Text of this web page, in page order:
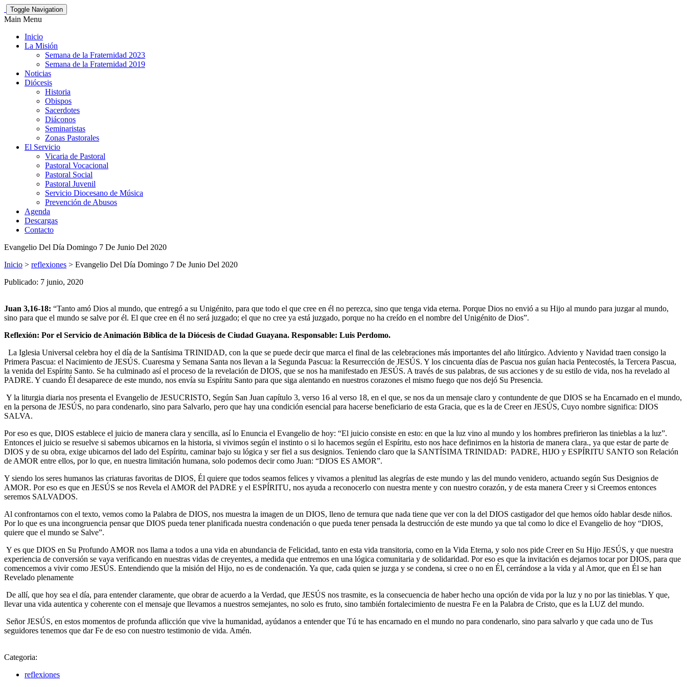
Toggle Navigation
Main Menu
Inicio
La Misión
Semana de la Fraternidad 2023
Semana de la Fraternidad 2019
Noticias
Diócesis
Historia
Obispos
Sacerdotes
Diáconos
Seminaristas
Zonas Pastorales
El Servicio
Vicaria de Pastoral
Pastoral Vocacional
Pastoral Social
Pastoral Juvenil
Servicio Diocesano de Música
Prevención de Abusos
Agenda
Descargas
Contacto
Evangelio Del Día Domingo 7 De Junio Del 2020
Inicio > reflexiones > Evangelio Del Día Domingo 7 De Junio Del 2020
Publicado: 7 junio, 2020
Juan 3,16-18: “Tanto amó Dios al mundo, que entregó a su Unigénito, para que todo el que cree en él no perezca, sino que tenga vida eterna. Porque Dios no envió a su Hijo al mundo para juzgar al mundo,
sino para que el mundo se salve por él. El que cree en él no será juzgado; el que no cree ya está juzgado, porque no ha creído en el nombre del Unigénito de Dios”.
Reflexión: Por el Servicio de Animación Bíblica de la Diócesis de Ciudad Guayana. Responsable: Luis Perdomo.
La Iglesia Universal celebra hoy el día de la Santísima TRINIDAD, con la que se puede decir que marca el final de las celebraciones más importantes del año litúrgico. Adviento y Navidad traen consigo la
Primera Pascua: el Nacimiento de JESÚS. Cuaresma y Semana Santa nos llevan a la Segunda Pascua: la Resurrección de JESÚS. Y los cincuenta días de Pascua nos guían hacia Pentecostés, la Tercera Pascua,
la venida del Espíritu Santo. Se ha culminado así el proceso de la revelación de DIOS, que se nos ha manifestado en JESÚS. A través de sus palabras, de sus acciones y de su estilo de vida, nos ha revelado al
PADRE. Y cuando Él desaparece de este mundo, nos envía su Espíritu Santo para que siga alentando en nuestros corazones el mismo fuego que nos dejó Su Presencia.
Y la liturgia diaria nos presenta el Evangelio de JESUCRISTO, Según San Juan capítulo 3, verso 16 al verso 18, en el que, se nos da un mensaje claro y contundente de que DIOS se ha Encarnado en el mundo,
en la persona de JESÚS, no para condenarlo, sino para Salvarlo, pero que hay una condición esencial para hacerse beneficiario de esta Gracia, que es la de Creer en JESÚS, Cuyo nombre significa: DIOS
SALVA.
Por eso es que, DIOS establece el juicio de manera clara y sencilla, así lo Enuncia el Evangelio de hoy: “El juicio consiste en esto: en que la luz vino al mundo y los hombres prefirieron las tinieblas a la luz”.
Entonces el juicio se resuelve si sabemos ubicarnos en la historia, si vivimos según el instinto o si lo hacemos según el Espíritu, esto nos hace definirnos en la historia de manera clara., ya que estar de parte de
DIOS y de su obra, exige ubicarnos del lado del Espíritu, caminar bajo su lógica y ser fiel a sus designios. Teniendo claro que la SANTÍSIMA TRINIDAD: PADRE, HIJO y ESPÍRITU SANTO son Relación
de AMOR entre ellos, por lo que, en nuestra limitación humana, solo podemos decir como Juan: “DIOS ES AMOR”.
Y siendo los seres humanos las criaturas favoritas de DIOS, Él quiere que todos seamos felices y vivamos a plenitud las alegrías de este mundo y las del mundo venidero, actuando según Sus Designios de
AMOR. Por eso es que en JESÚS se nos Revela el AMOR del PADRE y el ESPÍRITU, nos ayuda a reconocerlo con nuestra mente y con nuestro corazón, y de esta manera Creer y si Creemos entonces
seremos SALVADOS.
Al confrontarnos con el texto, vemos como la Palabra de DIOS, nos muestra la imagen de un DIOS, lleno de ternura que nada tiene que ver con la del DIOS castigador del que hemos oído hablar desde niños.
Por lo que es una incongruencia pensar que DIOS pueda tener planificada nuestra condenación o que pueda tener pensada la destrucción de este mundo ya que tal como lo dice el Evangelio de hoy “DIOS,
quiere que el mundo se Salve”.
Y es que DIOS en Su Profundo AMOR nos llama a todos a una vida en abundancia de Felicidad, tanto en esta vida transitoria, como en la Vida Eterna, y solo nos pide Creer en Su Hijo JESÚS, y que nuestra
experiencia de conversión se vaya verificando en nuestras vidas de creyentes, a medida que entremos en una lógica comunitaria y de solidaridad. Por eso es que la invitación es dejarnos tocar por DIOS, para que
comencemos a vivir como JESÚS. Entendiendo que la misión del Hijo, no es de condenación. Ya que, cada quien se juzga y se condena, si cree o no en Él, cerrándose a la vida y al Amor, que en Él se han
Revelado plenamente
De allí, que hoy sea el día, para entender claramente, que obrar de acuerdo a la Verdad, que JESÚS nos trasmite, es la consecuencia de haber hecho una opción de vida por la luz y no por las tinieblas. Y que,
llevar una vida autentica y coherente con el mensaje que llevamos a nuestros semejantes, no solo es fruto, sino también fortalecimiento de nuestra Fe en la Palabra de Cristo, que es la LUZ del mundo.
Señor JESÚS, en estos momentos de profunda aflicción que vive la humanidad, ayúdanos a entender que Tú te has encarnado en el mundo no para condenarlo, sino para salvarlo y que cada uno de Tus
seguidores tenemos que dar Fe de eso con nuestro testimonio de vida. Amén.
Categoria:
reflexiones